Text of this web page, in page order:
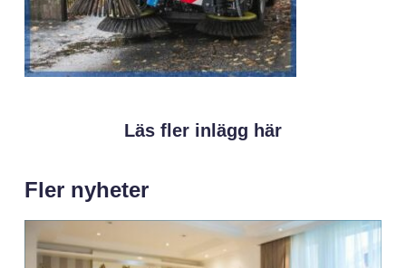
Läs fler inlägg här
Fler nyheter